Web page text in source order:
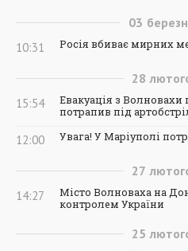
03
10:31 Росія вбиває мирних
28
15:54
Евакуація з Волновахи
потрапив під
12:00 Увага! У Маріуполі
27
14:27
Місто Волноваха на
контролем України
25